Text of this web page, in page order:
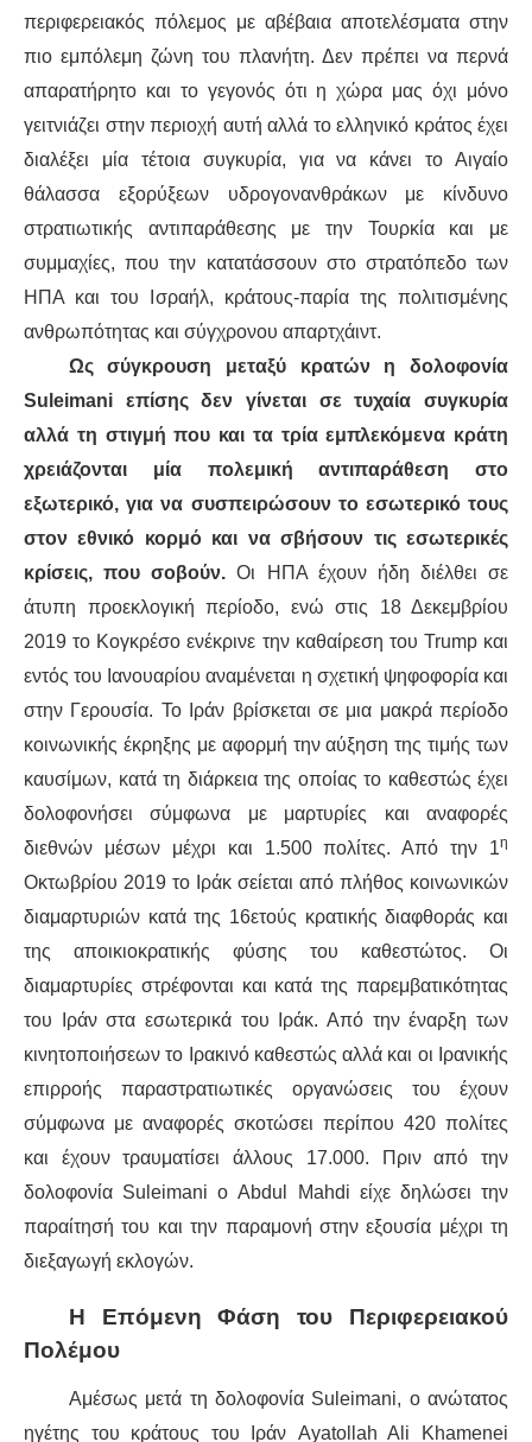
περιφερειακός πόλεμος με αβέβαια αποτελέσματα στην
πιο εμπόλεμη ζώνη του πλανήτη. Δεν πρέπει να περνά
απαρατήρητο και το γεγονός ότι η χώρα μας όχι μόνο
γειτνιάζει στην περιοχή αυτή αλλά το ελληνικό κράτος έχει
διαλέξει μία τέτοια συγκυρία, για να κάνει το Αιγαίο
θάλασσα εξορύξεων υδρογονανθράκων με κίνδυνο
στρατιωτικής αντιπαράθεσης με την Τουρκία και με
συμμαχίες, που την κατατάσσουν στο στρατόπεδο των
ΗΠΑ και του Ισραήλ, κράτους-παρία της πολιτισμένης
ανθρωπότητας και σύγχρονου απαρτχάιντ.
Ως σύγκρουση μεταξύ κρατών η δολοφονία
Suleimani επίσης δεν γίνεται σε τυχαία συγκυρία
αλλά τη στιγμή που και τα τρία εμπλεκόμενα κράτη
χρειάζονται μία πολεμική αντιπαράθεση στο
εξωτερικό, για να συσπειρώσουν το εσωτερικό τους
στον εθνικό κορμό και να σβήσουν τις εσωτερικές
κρίσεις, που σοβούν. Οι ΗΠΑ έχουν ήδη διέλθει σε
άτυπη προεκλογική περίοδο, ενώ στις 18 Δεκεμβρίου
2019 το Κογκρέσο ενέκρινε την καθαίρεση του Trump και
εντός του Ιανουαρίου αναμένεται η σχετική ψηφοφορία και
στην Γερουσία. Το Ιράν βρίσκεται σε μια μακρά περίοδο
κοινωνικής έκρηξης με αφορμή την αύξηση της τιμής των
καυσίμων, κατά τη διάρκεια της οποίας το καθεστώς έχει
δολοφονήσει σύμφωνα με μαρτυρίες και αναφορές
διεθνών μέσων μέχρι και 1.500 πολίτες. Από την 1η
Οκτωβρίου 2019 το Ιράκ σείεται από πλήθος κοινωνικών
διαμαρτυριών κατά της 16ετούς κρατικής διαφθοράς και
της αποικιοκρατικής φύσης του καθεστώτος. Οι
διαμαρτυρίες στρέφονται και κατά της παρεμβατικότητας
του Ιράν στα εσωτερικά του Ιράκ. Από την έναρξη των
κινητοποιήσεων το Ιρακινό καθεστώς αλλά και οι Ιρανικής
επιρροής παραστρατιωτικές οργανώσεις του έχουν
σύμφωνα με αναφορές σκοτώσει περίπου 420 πολίτες
και έχουν τραυματίσει άλλους 17.000. Πριν από την
δολοφονία Suleimani ο Abdul Mahdi είχε δηλώσει την
παραίτησή του και την παραμονή στην εξουσία μέχρι τη
διεξαγωγή εκλογών.
Η Επόμενη Φάση του Περιφερειακού
Πολέμου
Αμέσως μετά τη δολοφονία Suleimani, ο ανώτατος
ηγέτης του κράτους του Ιράν Ayatollah Ali Khamenei